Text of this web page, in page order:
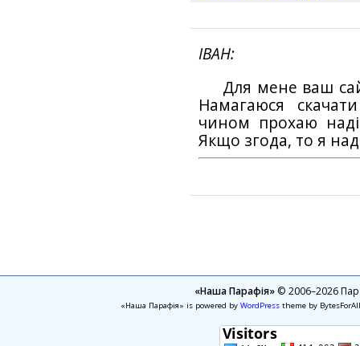
ІВАН
Для мене ваш
Намагаюся
чином прохаю
Якщо згода, то я
«Наша Парафія»© 2006–2026
«Наша Парафія» is powered by WordPresstheme by